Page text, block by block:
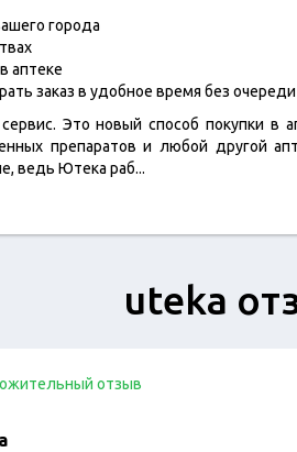
города
аптеке
заказ в удобное время без очереди
Это новый способ покупки в
препаратов и любой другой
ведь Ютека раб...
uteka
отзыв